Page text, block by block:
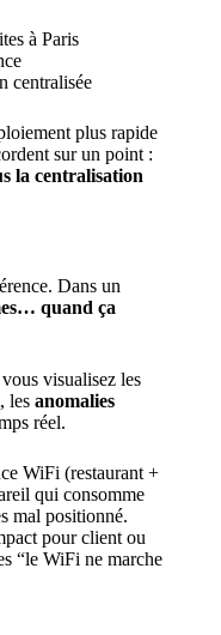
à Paris
centralisée
plus rapide
sur un point :
la centralisation
Dans un
quand ça
visualisez les
, les anomalies
réel.
WiFi (restaurant +
qui consomme
mal positionné.
pour client ou
“le WiFi ne marche